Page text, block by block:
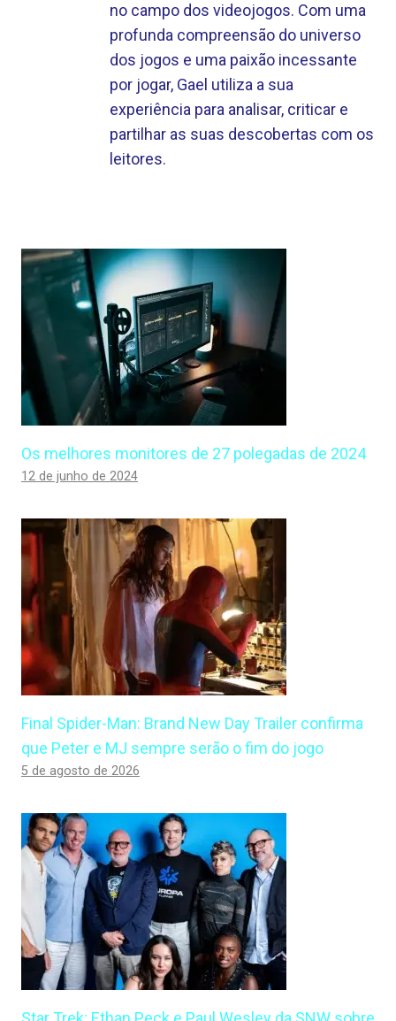
no campo dos videojogos. Com uma
profunda compreensão do universo
dos jogos e uma paixão incessante
por jogar, Gael utiliza a sua
experiência para analisar, criticar e
partilhar as suas descobertas com os
leitores.
Os melhores monitores de 27 polegadas de 2024
12 de junho de 2024
Final Spider-Man: Brand New Day Trailer confirma
que Peter e MJ sempre serão o fim do jogo
5 de agosto de 2026